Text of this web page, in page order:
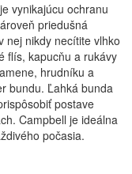
vynikajúcu ochranu
priedušná
nej nikdy necítite vlhko
flís, kapucňu a rukávy
hrudníku a
bundu. Ľahká bunda
postave
Campbell je ideálna
počasia.